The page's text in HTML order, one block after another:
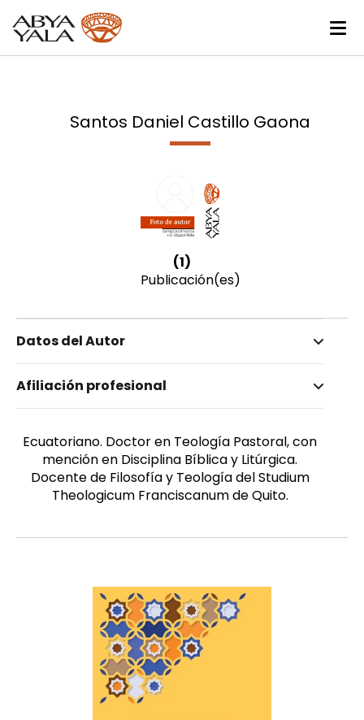
Santos Daniel Castillo Gaona
(1)
Publicación(es)
Datos del Autor
Castillo Gaona, Santos Daniel
Masculino
Afiliación profesional
Ecuatoriano. Doctor en Teología Pastoral, con
mención en Disciplina Bíblica y Litúrgica.
Docente de Filosofía y Teología del Studium
Theologicum Franciscanum de Quito.